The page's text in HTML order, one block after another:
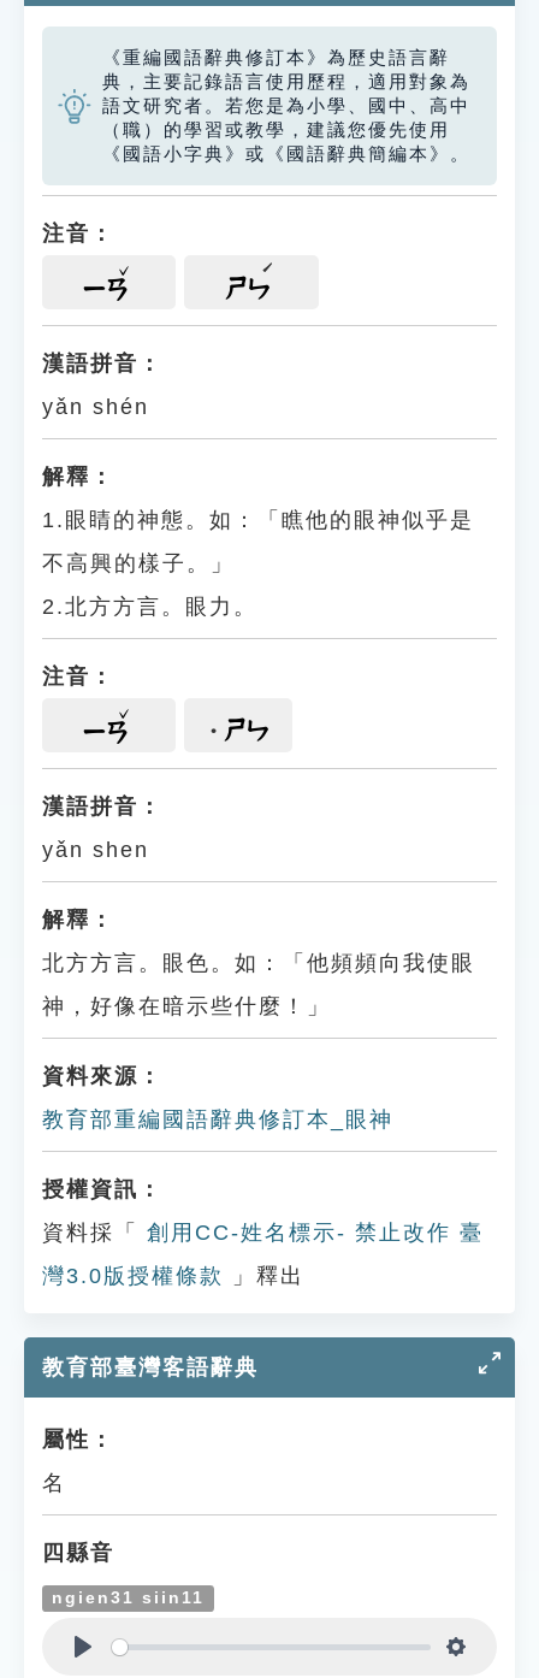
《重編國語辭典修訂本》為歷史語言辭
典，主要記錄語言使用歷程，適用對象為
語文研究者。若您是為小學、國中、高中
（職）的學習或教學，建議您優先使用
《國語小字典》或《國語辭典簡編本》。
注音：
ㄧㄢ ㄕㄣ
漢語拼音：
yǎn shén
解釋：
1.眼睛的神態。如：「瞧他的眼神似乎是
不高興的樣子。」
2.北方方言。眼力。
注音：
ㄧㄢ ㄕㄣ
漢語拼音：
yǎn shen
解釋：
北方方言。眼色。如：「他頻頻向我使眼
神，好像在暗示些什麼！」
資料來源：
教育部重編國語辭典修訂本_眼神
授權資訊：
資料採「
創用CC-姓名標示- 禁止改作 臺
灣3.0版授權條款
」釋出
教育部臺灣客語辭典
屬性：
名
四縣音
ngien31 siin11